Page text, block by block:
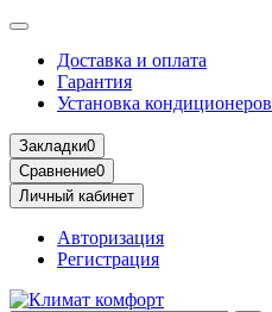
Доставка и оплата
Гарантия
Установка кондиционеров
Закладки0
Сравнение0
Личный кабинет
Авторизация
Регистрация